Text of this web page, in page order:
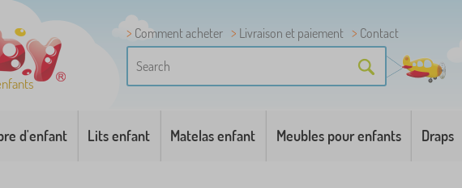
Comment acheter Livraison et paiement
Contact
d'enfant Lits enfant Matelas enfant Meubles pour enfants Draps